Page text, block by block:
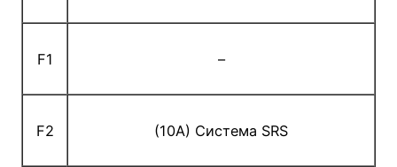
F1 –
F2 (10A) Система SRS